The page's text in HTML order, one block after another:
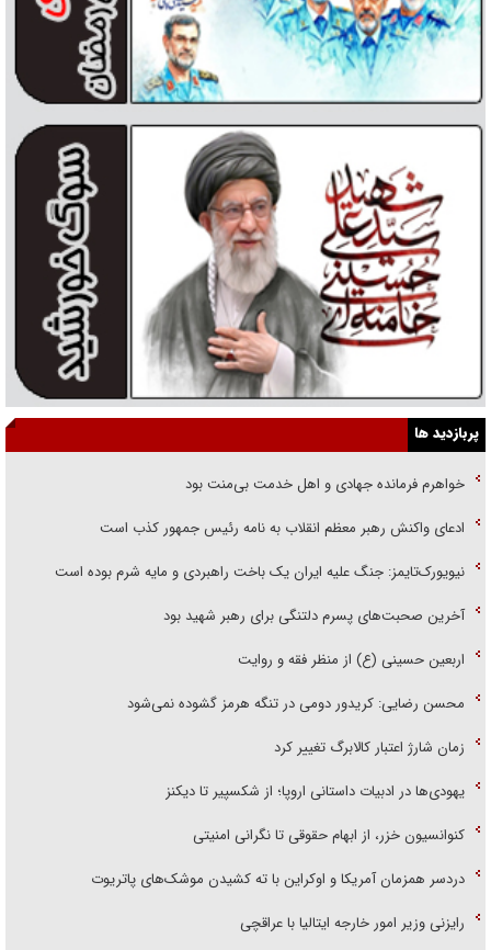
پربازدید ها
خواهرم فرمانده جهادی و اهل خدمت بی‌منت بود
ادعای واکنش رهبر معظم انقلاب به نامه رئیس جمهور کذب است
نیویورک‌تایمز: جنگ علیه ایران یک باخت راهبردی و مایه شرم بوده است
آخرین صحبت‌های پسرم دلتنگی برای رهبر شهید بود
اربعین حسینی (ع) از منظر فقه و روایت
محسن رضایی: کریدور دومی در تنگه هرمز گشوده نمی‌شود
زمان شارژ اعتبار کالابرگ تغییر کرد
یهودی‌ها در ادبیات داستانی اروپا؛ از شکسپیر تا دیکنز
کنوانسیون خزر، از ابهام حقوقی تا نگرانی امنیتی
دردسر همزمان آمریکا و اوکراین با ته کشیدن موشک‌های پاتریوت
رایزنی وزیر امور خارجه ایتالیا با عراقچی